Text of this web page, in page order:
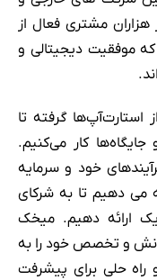
مشتری فعال از
موفقیت دیجیتالی و
استارت‌آپ‌ها گرفته تا
کار می‌کنیم.
خود و سرمایه
می دهیم تا به شرکای
یک ارائه دهیم. میخک
و تخصص خود را به
راه حلی برای پیشرفت